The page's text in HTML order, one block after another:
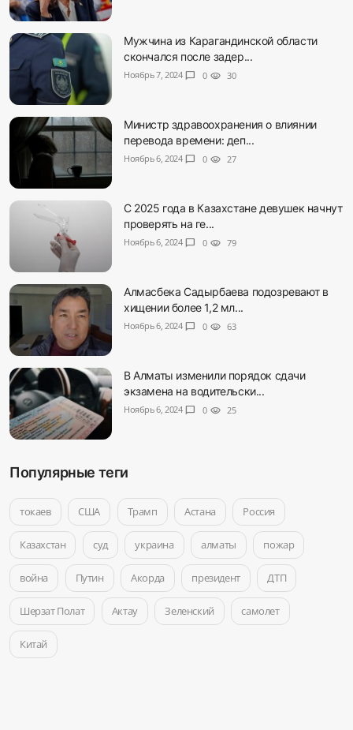
Мужчина из Карагандинской области
скончался после задер...
Ноябрь 7, 2024 chat_bubble 0 visibility 30
Министр здравоохранения о влиянии
перевода времени: деп...
Ноябрь 6, 2024 chat_bubble 0 visibility 27
С 2025 года в Казахстане девушек начнут
проверять на ге...
Ноябрь 6, 2024 chat_bubble 0 visibility 79
Алмасбека Садырбаева подозревают в
хищении более 1,2 мл...
Ноябрь 6, 2024 chat_bubble 0 visibility 63
В Алматы изменили порядок сдачи
экзамена на водительски...
Ноябрь 6, 2024 chat_bubble 0 visibility 25
Популярные теги
токаев США Трамп Астана Россия
Казахстан суд украина алматы пожар
война Путин Акорда президент ДТП
Шерзат Полат Актау Зеленский самолет
Китай